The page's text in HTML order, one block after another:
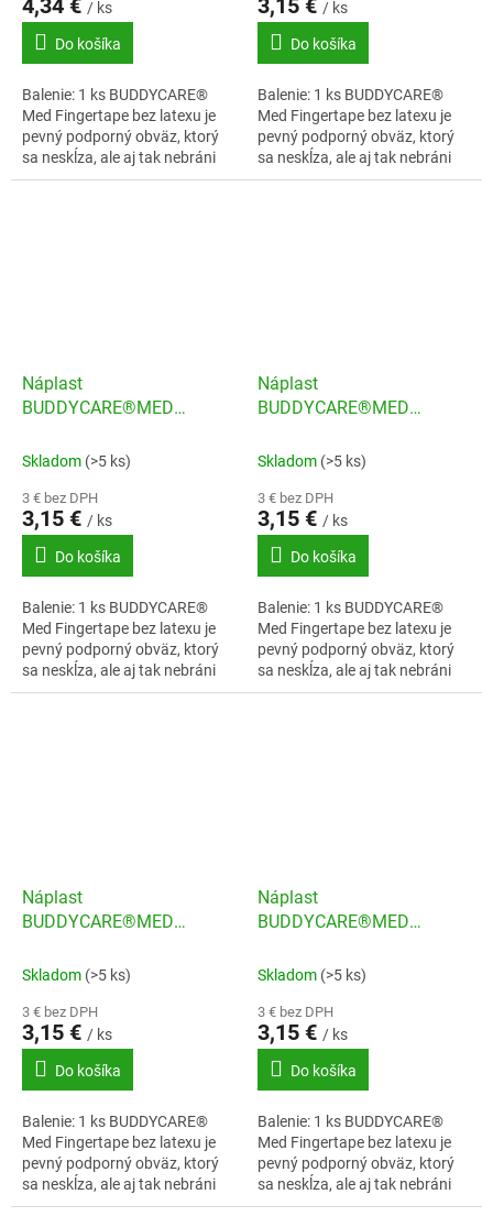
/ ks
Do košíka
Balenie: 1 ks BUDDYCARE®
Med Fingertape bez latexu je
pevný podporný obväz, ktorý
sa neskĺza, ale aj tak nebráni
prekrveniu.
/ ks
Do košíka
Balenie: 1 ks BUDDYCARE®
Med Fingertape bez latexu je
pevný podporný obväz, ktorý
sa neskĺza, ale aj tak nebráni
prekrveniu.
Náplast
BUDDYCARE®MED
modrá
Skladom (>5 ks)
3 € bez DPH
3,15 € / ks
Do košíka
Balenie: 1 ks BUDDYCARE®
Med Fingertape bez latexu je
pevný podporný obväz, ktorý
sa neskĺza, ale aj tak nebráni
prekrveniu.
Náplast
BUDDYCARE®MED
neonová
Skladom (>5 ks)
3 € bez DPH
3,15 € / ks
Do košíka
Balenie: 1 ks BUDDYCARE®
Med Fingertape bez latexu je
pevný podporný obväz, ktorý
sa neskĺza, ale aj tak nebráni
prekrveniu.
Náplast
BUDDYCARE®MED
pleťová
Skladom (>5 ks)
3 € bez DPH
3,15 € / ks
Do košíka
Balenie: 1 ks BUDDYCARE®
Med Fingertape bez latexu je
pevný podporný obväz, ktorý
sa neskĺza, ale aj tak nebráni
prekrveniu.
Náplast
BUDDYCARE®MED
purpur
Skladom (>5 ks)
3 € bez DPH
3,15 € / ks
Do košíka
Balenie: 1 ks BUDDYCARE®
Med Fingertape bez latexu je
pevný podporný obväz, ktorý
sa neskĺza, ale aj tak nebráni
prekrveniu.